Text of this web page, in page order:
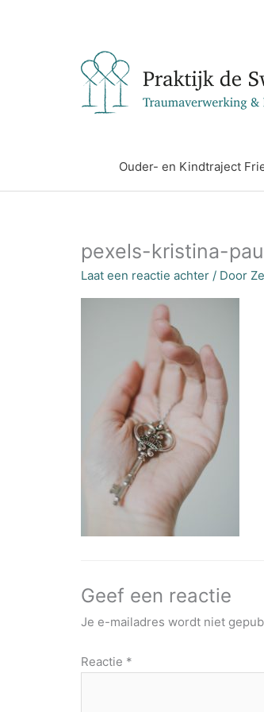
Ouder- en Kindtraject
pexels-kristina-
Laat een reactie achter / Door
Geef een reactie
Je e-mailadres wordt niet
Reactie *